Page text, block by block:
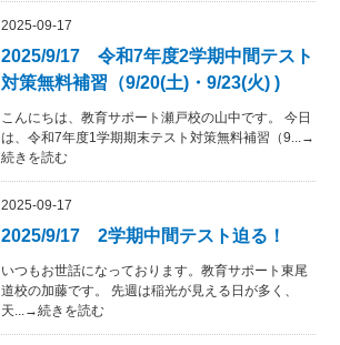
2025-09-17
2025/9/17 令和7年度2学期中間テスト
対策無料補習（9/20(土)・9/23(火) )
こんにちは、教育サポート瀬戸校の山中です。 今日
は、令和7年度1学期期末テスト対策無料補習（9...→
続きを読む
2025-09-17
2025/9/17 2学期中間テスト迫る！
いつもお世話になっております。教育サポート東尾
道校の加藤です。 先週は稲光が見える日が多く、
天...→続きを読む